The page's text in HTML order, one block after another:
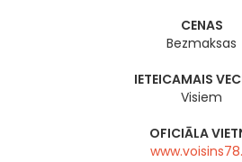
CENAS
Bezmaksas
IETEICAMAIS
Visiem
OFICIĀLA